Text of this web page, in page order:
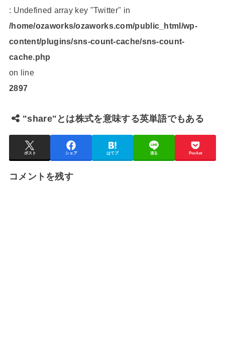
: Undefined array key "Twitter" in
/home/ozaworks/ozaworks.com/public_html/wp-
content/plugins/sns-count-cache/sns-count-
cache.php
on line
2897
"share"とは株式を意味する英単語でもある
ポスト シェア はてブ 送る Pocket
コメントを残す